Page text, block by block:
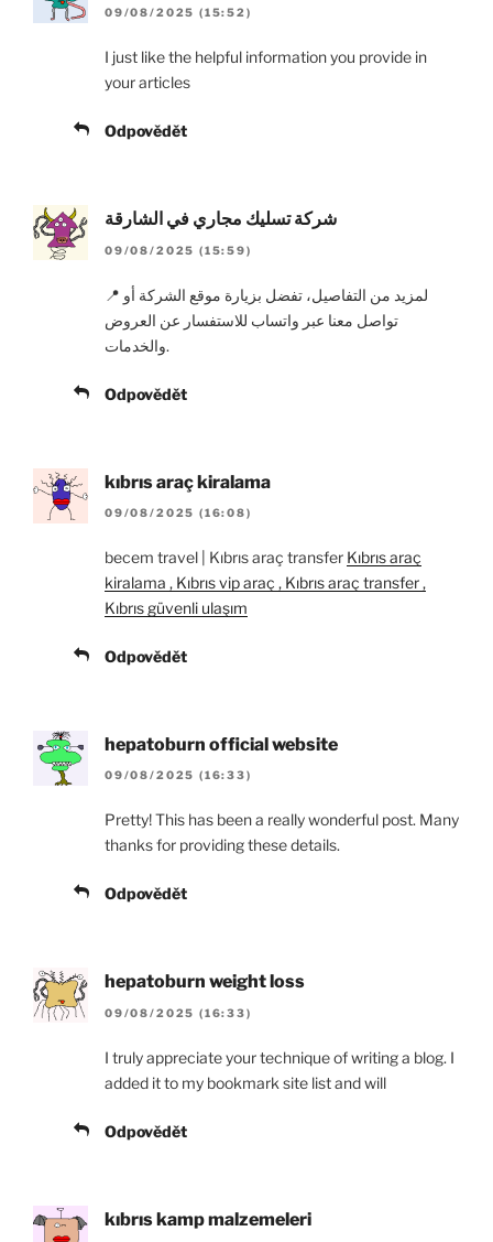
09/08/2025 (15:52)
I just like the helpful information you provide in
your articles
Odpovědět
شركة تسليك مجاري في الشارقة
09/08/2025 (15:59)
📍 لمزيد من التفاصيل، تفضل بزيارة موقع الشركة أو
تواصل معنا عبر واتساب للاستفسار عن العروض
والخدمات.
Odpovědět
kıbrıs araç kiralama
09/08/2025 (16:08)
becem travel | Kıbrıs araç transfer Kıbrıs araç
kiralama , Kıbrıs vip araç , Kıbrıs araç transfer ,
Kıbrıs güvenli ulaşım
Odpovědět
hepatoburn official website
09/08/2025 (16:33)
Pretty! This has been a really wonderful post. Many
thanks for providing these details.
Odpovědět
hepatoburn weight loss
09/08/2025 (16:33)
I truly appreciate your technique of writing a blog. I
added it to my bookmark site list and will
Odpovědět
kıbrıs kamp malzemeleri